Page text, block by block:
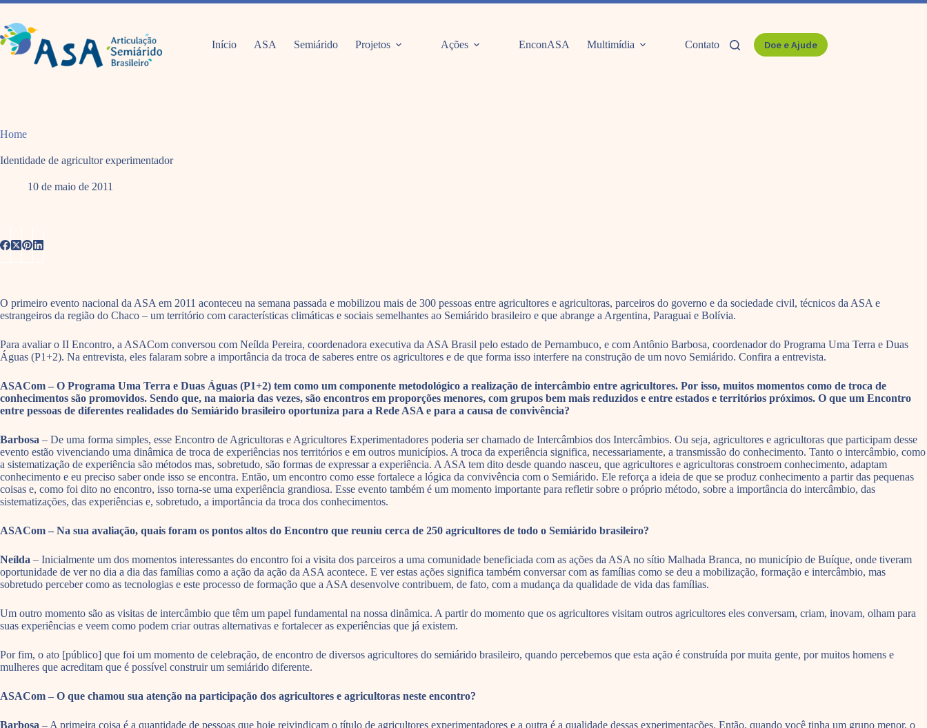
Pular
o
conteúdo
Início ASA Semiárido Projetos Ações EnconASA Multimídia Contato Doe e Ajude
Home
Identidade de agricultor experimentador
10 de maio de 2011
O primeiro evento nacional da ASA em 2011 aconteceu na semana passada e mobilizou mais de 300 pessoas entre agricultores e agricultoras, parceiros do governo e da sociedade civil, técnicos da ASA e
estrangeiros da região do Chaco – um território com características climáticas e sociais semelhantes ao Semiárido brasileiro e que abrange a Argentina, Paraguai e Bolívia.
Para avaliar o II Encontro, a ASACom conversou com Neílda Pereira, coordenadora executiva da ASA Brasil pelo estado de Pernambuco, e com Antônio Barbosa, coordenador do Programa Uma Terra e Duas
Águas (P1+2). Na entrevista, eles falaram sobre a importância da troca de saberes entre os agricultores e de que forma isso interfere na construção de um novo Semiárido. Confira a entrevista.
ASACom – O Programa Uma Terra e Duas Águas (P1+2) tem como um componente metodológico a realização de intercâmbio entre agricultores. Por isso, muitos momentos como de troca de
conhecimentos são promovidos. Sendo que, na maioria das vezes, são encontros em proporções menores, com grupos bem mais reduzidos e entre estados e territórios próximos. O que um Encontro
entre pessoas de diferentes realidades do Semiárido brasileiro oportuniza para a Rede ASA e para a causa de convivência?
Barbosa – De uma forma simples, esse Encontro de Agricultoras e Agricultores Experimentadores poderia ser chamado de Intercâmbios dos Intercâmbios. Ou seja, agricultores e agricultoras que participam desse
evento estão vivenciando uma dinâmica de troca de experiências nos territórios e em outros municípios. A troca da experiência significa, necessariamente, a transmissão do conhecimento. Tanto o intercâmbio, como
a sistematização de experiência são métodos mas, sobretudo, são formas de expressar a experiência. A ASA tem dito desde quando nasceu, que agricultores e agricultoras constroem conhecimento, adaptam
conhecimento e eu preciso saber onde isso se encontra. Então, um encontro como esse fortalece a lógica da convivência com o Semiárido. Ele reforça a ideia de que se produz conhecimento a partir das pequenas
coisas e, como foi dito no encontro, isso torna-se uma experiência grandiosa. Esse evento também é um momento importante para refletir sobre o próprio método, sobre a importância do intercâmbio, das
sistematizações, das experiências e, sobretudo, a importância da troca dos conhecimentos.
ASACom – Na sua avaliação, quais foram os pontos altos do Encontro que reuniu cerca de 250 agricultores de todo o Semiárido brasileiro?
Neílda – Inicialmente um dos momentos interessantes do encontro foi a visita dos parceiros a uma comunidade beneficiada com as ações da ASA no sítio Malhada Branca, no município de Buíque, onde tiveram
oportunidade de ver no dia a dia das famílias como a ação da ação da ASA acontece. E ver estas ações significa também conversar com as famílias como se deu a mobilização, formação e intercâmbio, mas
sobretudo perceber como as tecnologias e este processo de formação que a ASA desenvolve contribuem, de fato, com a mudança da qualidade de vida das famílias.
Um outro momento são as visitas de intercâmbio que têm um papel fundamental na nossa dinâmica. A partir do momento que os agricultores visitam outros agricultores eles conversam, criam, inovam, olham para
suas experiências e veem como podem criar outras alternativas e fortalecer as experiências que já existem.
Por fim, o ato [público] que foi um momento de celebração, de encontro de diversos agricultores do semiárido brasileiro, quando percebemos que esta ação é construída por muita gente, por muitos homens e
mulheres que acreditam que é possível construir um semiárido diferente.
ASACom – O que chamou sua atenção na participação dos agricultores e agricultoras neste encontro?
Barbosa – A primeira coisa é a quantidade de pessoas que hoje reivindicam o título de agricultores experimentadores e a outra é a qualidade dessas experimentações. Então, quando você tinha um grupo menor, o